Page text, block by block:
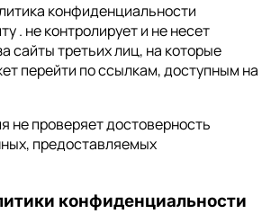
конфиденциальности
. не контролирует и не несет
сайты третьих лиц, на которые
перейти по ссылкам, доступным на
не проверяет достоверность
предоставляемых
конфиденциальности